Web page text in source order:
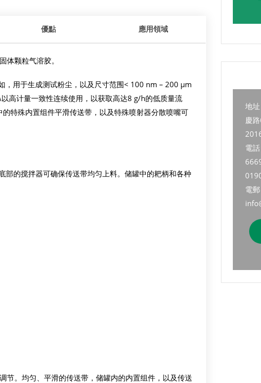
優點 應用領域
体颗粒气溶胶。
，用于生成测试粉尘，以及尺寸范围< 100 nm – 200 µm
高计量一致性连续使用，以获取高达8 g/h的低质量流
特殊内置组件平滑传送带，以及特殊喷射器分散喷嘴可
的搅拌器可确保传送带均匀上料。储罐中的耙柄和各种
节。均匀、平滑的传送带，储罐内的内置组件，以及传送
地
慶
電
電郵